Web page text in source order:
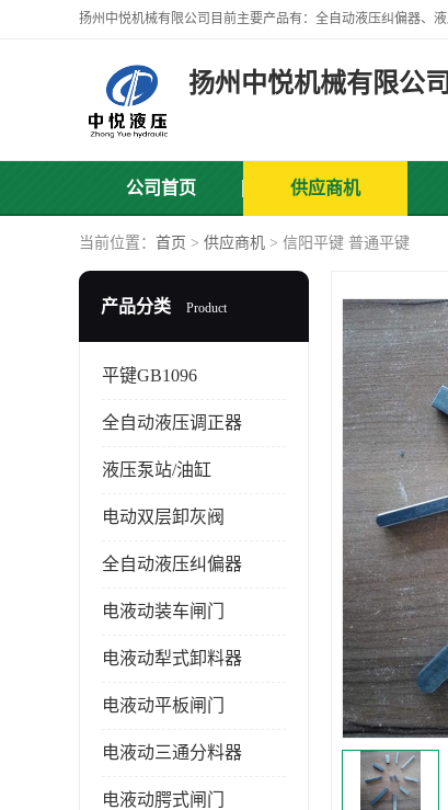
扬州中悦机械有限公司
公司首页 供应商机
当前位置： 首页 > 供应商机 > 信阳平键 普通平键
产品分类 Product
平键GB1096
全自动液压调正器
液压泵站/油缸
电动双层卸灰阀
全自动液压纠偏器
电液动装车闸门
电液动犁式卸料器
电液动平板闸门
电液动三通分料器
电液动腭式闸门